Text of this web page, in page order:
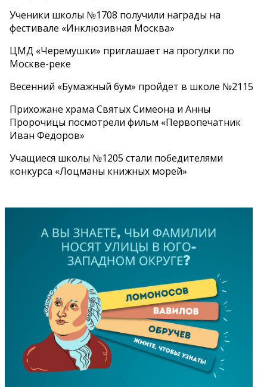
Ученики школы №1708 получили награды на
фестивале «Инклюзивная Москва»
ЦМД «Черемушки» приглашает на прогулки по
Москве-реке
Весенний «Бумажный бум» пройдет в школе №2115
Прихожане храма Святых Симеона и Анны
Пророчицы посмотрели фильм «Первопечатник
Иван Фёдоров»
Учащиеся школы №1205 стали победителями
конкурса «Лоцманы книжных морей»